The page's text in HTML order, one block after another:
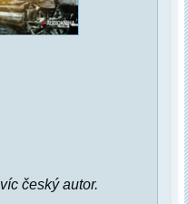
český autor.